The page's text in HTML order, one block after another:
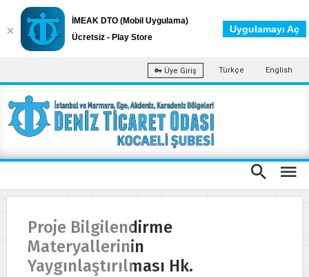
Üye Giriş Türkçe English
Proje Bilgilendirme
Materyallerinin
Yaygınlaştırılması Hk.
İMEAK DTO (Mobil Uygulama)
Ücretsiz - Play Store
Uygulamayı Aç